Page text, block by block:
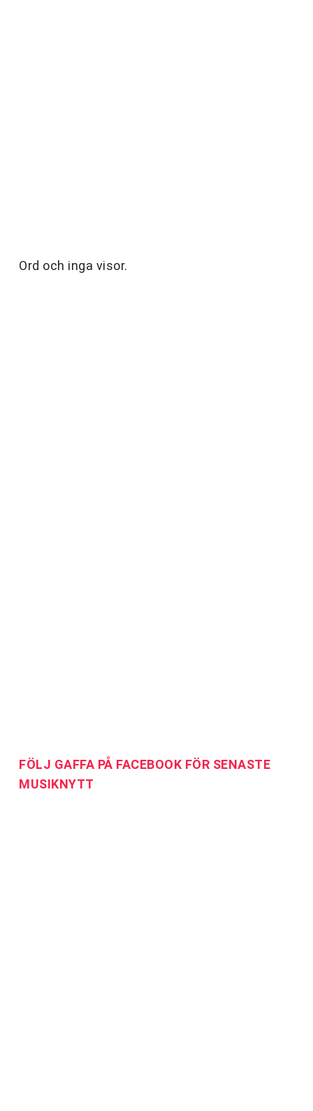
Ord och inga visor.
FÖLJ GAFFA PÅ FACEBOOK FÖR SENASTE
MUSIKNYTT